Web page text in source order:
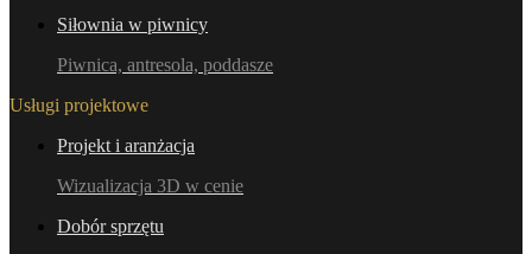
Siłownia w piwnicy
Piwnica, antresola, poddasze
Usługi projektowe
Projekt i aranżacja
Wizualizacja 3D w cenie
Dobór sprzętu